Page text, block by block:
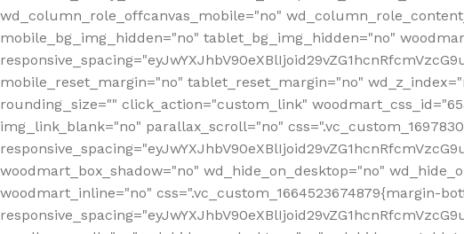
wd_column_role_offcanvas_mobile="no"
mobile_bg_img_hidden="no" tablet_bg_img_hidden="no"
mobile_reset_margin="no" tablet_reset_margin="no"
rounding_size="" click_action="custom_link"
img_link_blank="no" parallax_scroll="no"
woodmart_box_shadow="no" wd_hide_on_desktop="no"
woodmart_inline="no" css=".vc_custom_1664523674879{margin-